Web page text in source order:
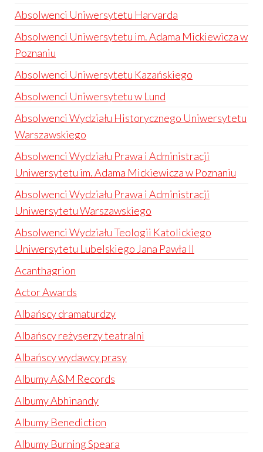
Absolwenci Uniwersytetu Harvarda
Absolwenci Uniwersytetu im. Adama Mickiewicza w
Poznaniu
Absolwenci Uniwersytetu Kazańskiego
Absolwenci Uniwersytetu w Lund
Absolwenci Wydziału Historycznego Uniwersytetu
Warszawskiego
Absolwenci Wydziału Prawa i Administracji
Uniwersytetu im. Adama Mickiewicza w Poznaniu
Absolwenci Wydziału Prawa i Administracji
Uniwersytetu Warszawskiego
Absolwenci Wydziału Teologii Katolickiego
Uniwersytetu Lubelskiego Jana Pawła II
Acanthagrion
Actor Awards
Albańscy dramaturdzy
Albańscy reżyserzy teatralni
Albańscy wydawcy prasy
Albumy A&M Records
Albumy Abhinandy
Albumy Benediction
Albumy Burning Speara